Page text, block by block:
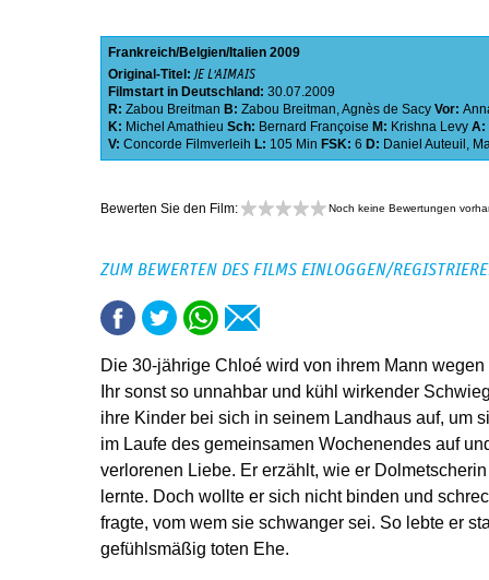
Frankreich Belgien Italien 2009
Original-Titel: JE L'AIMAIS
Filmstart in Deutschland: 30.07.2009
R: Zabou Breitman B: Zabou Breitman,Agnès de Sacy Vor:
K: Michel Amathieu Sch: Bernard Françoise M: Krishna Levy A:
V: Concorde Filmverleih L: 105 Min FSK: 6 D: Daniel Auteuil ,
Bewerten Sie den Film: Noch keine Bewertungen
ZUM BEWERTEN DES FILMS EINLOGGEN/
Die 30-jährige Chloé wird von ihrem Mann
Ihr sonst so unnahbar und kühl wirkender
ihre Kinder bei sich in seinem Landhaus auf, um
im Laufe des gemeinsamen Wochenendes auf
verlorenen Liebe. Er erzählt, wie er
lernte. Doch wollte er sich nicht binden und
fragte, vom wem sie schwanger sei. So lebte er
gefühlsmäßig toten Ehe.